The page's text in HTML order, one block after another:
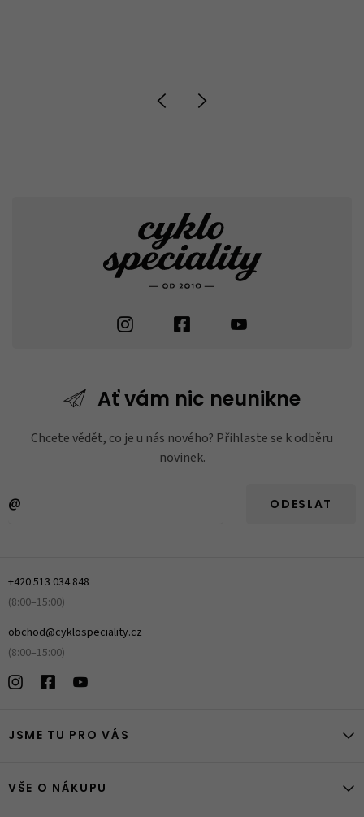
Ať vám nic neunikne
Chcete vědět, co je u nás nového? Přihlaste se k odběru
novinek.
ODESLAT
+420 513 034 848
(8:00–15:00)
obchod@cyklospeciality.cz
(8:00–15:00)
JSME TU PRO VÁS
VŠE O NÁKUPU